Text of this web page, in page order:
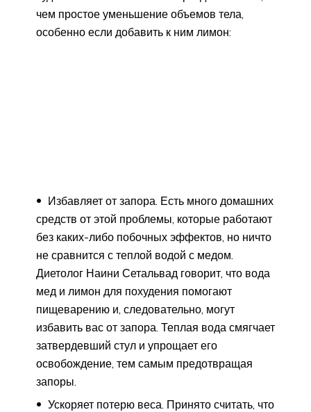
чем простое уменьшение объемов тела,
особенно если добавить к ним лимон:
Избавляет от запора. Есть много домашних
средств от этой проблемы, которые работают
без каких-либо побочных эффектов, но ничто
не сравнится с теплой водой с медом.
Диетолог Наини Сетальвад говорит, что вода
мед и лимон для похудения помогают
пищеварению и, следовательно, могут
избавить вас от запора. Теплая вода смягчает
затвердевший стул и упрощает его
освобождение, тем самым предотвращая
запоры.
Ускоряет потерю веса. Принято считать, что